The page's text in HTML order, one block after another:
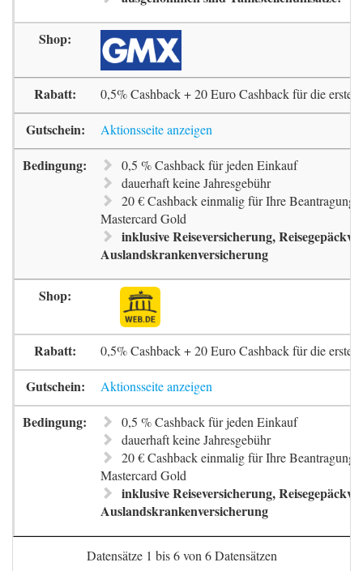
0,5% Cashback + 20 Euro Cashback für die erste
Aktionsseite anzeigen
0,5 % Cashback für jeden Einkauf
dauerhaft keine Jahresgebühr
20 € Cashback einmalig für Ihre Beantragung
Mastercard Gold
inklusive Reiseversicherung,
Auslandskrankenversicherung
0,5% Cashback + 20 Euro Cashback für die erste
Aktionsseite anzeigen
0,5 % Cashback für jeden Einkauf
dauerhaft keine Jahresgebühr
20 € Cashback einmalig für Ihre Beantragung
Mastercard Gold
inklusive Reiseversicherung,
Auslandskrankenversicherung
Datensätze 1 bis 6 von 6 Datensätzen